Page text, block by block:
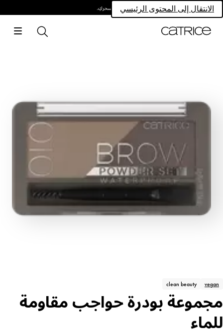
الانتقال إلى المحتوى الرئيسيامتلكي سحركِ.
vegan
clean beauty
مجموعة بودرة حواجب مقاومة
للماء